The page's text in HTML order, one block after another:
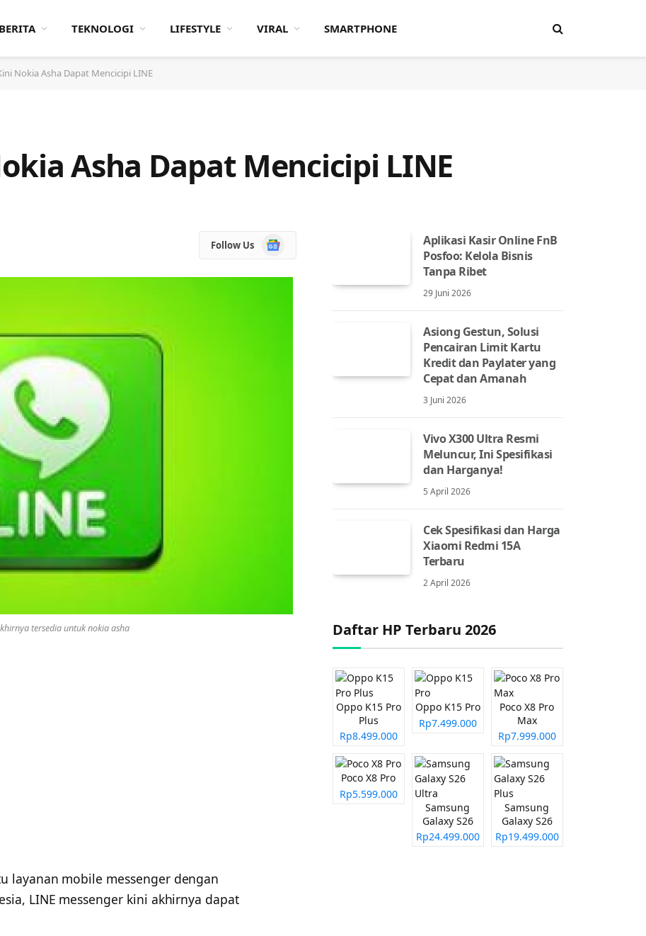
BERITA TEKNOLOGI LIFESTYLE VIRAL SMARTPHONE
Nokia Asha Dapat Mencicipi LINE
Asha Dapat Mencicipi LINE
Follow Us
Google
News
tersedia untuk nokia asha
layanan mobile messenger dengan
LINE messenger kini akhirnya dapat
Aplikasi Kasir Online FnB
Posfoo: Kelola Bisnis
Tanpa Ribet
29 Juni 2026
Asiong Gestun, Solusi
Pencairan Limit Kartu
Kredit dan Paylater yang
Cepat dan Amanah
3 Juni 2026
Vivo X300 Ultra Resmi
Meluncur, Ini Spesifikasi
dan Harganya!
5 April 2026
Cek Spesifikasi dan Harga
Xiaomi Redmi 15A
Terbaru
2 April 2026
Daftar HP Terbaru 2026
Oppo K15 Pro
Plus
Rp8.499.000
Oppo K15 Pro
Rp7.499.000
Poco X8 Pro
Max
Rp7.999.000
Poco X8 Pro
Rp5.599.000
Samsung
Galaxy S26
Ultra
Rp24.499.000
Samsung
Galaxy S26
Plus
Rp19.499.000